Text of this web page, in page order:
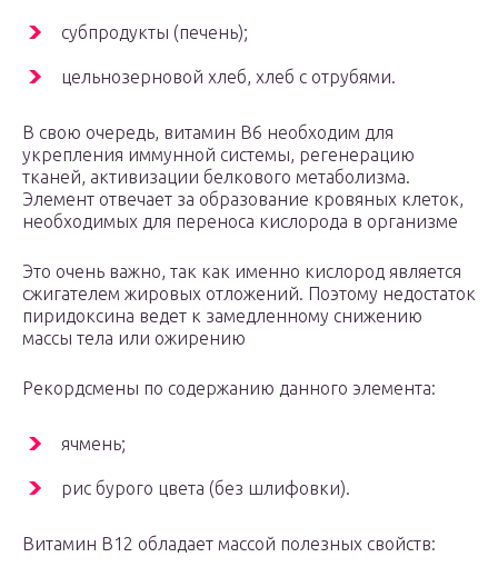
субпродукты (печень);
цельнозерновой хлеб, хлеб с отрубями.
В свою очередь, витамин В6 необходим для
укрепления иммунной системы, регенерацию
тканей, активизации белкового метаболизма.
Элемент отвечает за образование кровяных клеток,
необходимых для переноса кислорода в организме
Это очень важно, так как именно кислород является
сжигателем жировых отложений. Поэтому недостаток
пиридоксина ведет к замедленному снижению
массы тела или ожирению
Рекордсмены по содержанию данного элемента:
ячмень;
рис бурого цвета (без шлифовки).
Витамин В12 обладает массой полезных свойств: